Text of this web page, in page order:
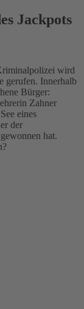
Jackpots
wird
gerufen. Innerhalb
Bürger:
Zahner
eines
der
hat.